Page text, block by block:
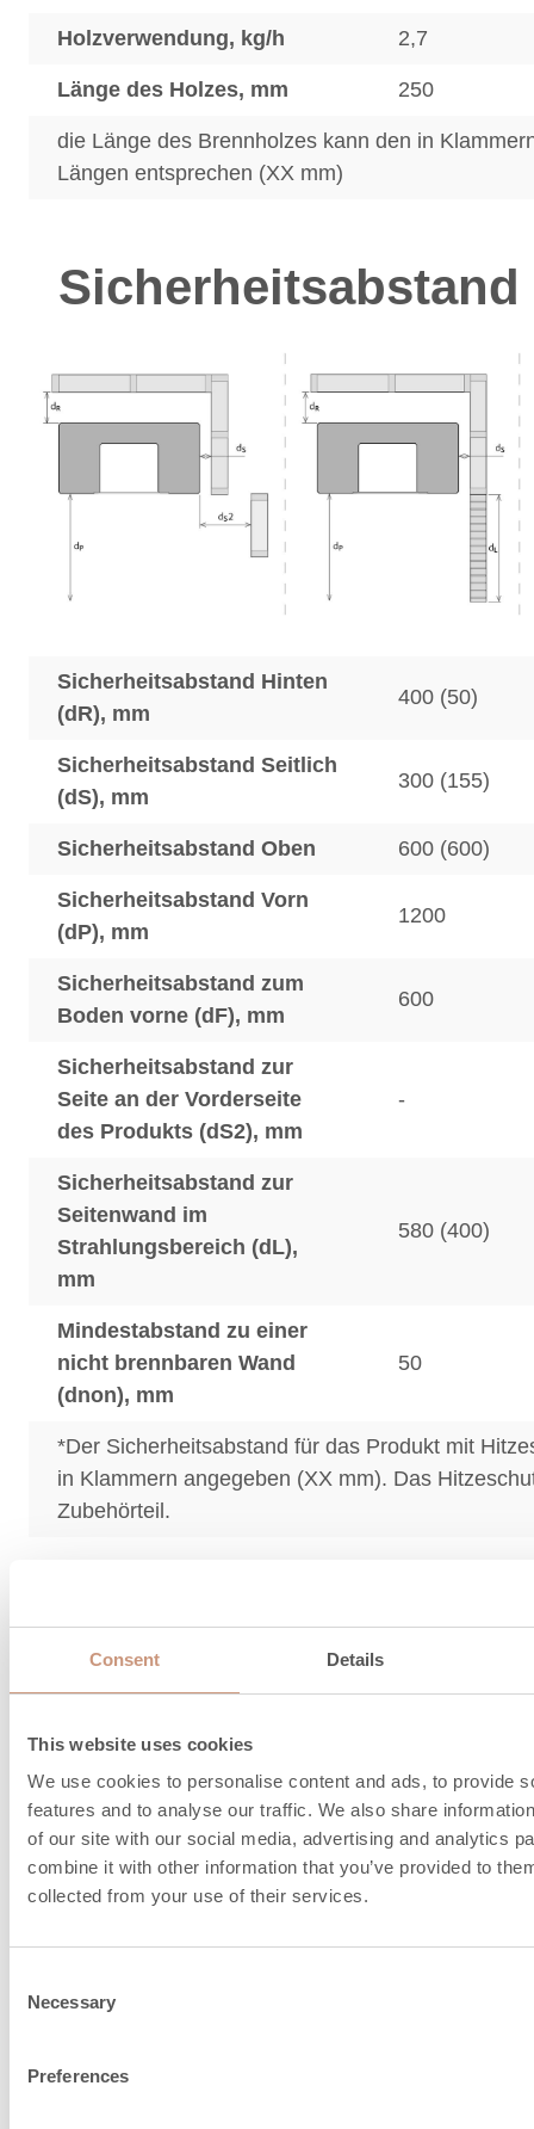
Consent Details
This website uses cookies
We use cookies to personalise content and ads, to provide
features and to analyse our traffic. We also share
of our site with our social media, advertising and analytics
combine it with other information that you’ve provided to
collected from your use of their services.
Selection
Necessary
Preferences
Holzverwendung, kg/h 2,7
Länge des Holzes, mm 250
die Länge des Brennholzes kann den in
Längen entsprechen (XX mm)
Sicherheitsabstand
Sicherheitsabstand Hinten
(dR), mm
400 (50)
Sicherheitsabstand Seitlich
(dS), mm
300 (155)
Sicherheitsabstand Oben 600 (600)
Sicherheitsabstand Vorn
(dP), mm
1200
Sicherheitsabstand zum
Boden vorne (dF), mm
600
Sicherheitsabstand zur
Seite an der Vorderseite
des Produkts (dS2), mm
-
Sicherheitsabstand zur
Seitenwand im
Strahlungsbereich (dL),
mm
580 (400)
Mindestabstand zu einer
nicht brennbaren Wand
(dnon), mm
50
*Der Sicherheitsabstand für das Produkt mit
in Klammern angegeben (XX mm). Das
Zubehörteil.
und
Informationen